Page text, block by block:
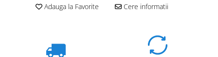
LANTERNE
Adauga la Favorite Cere informatii